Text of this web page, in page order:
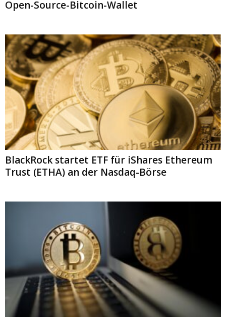
Open-Source-Bitcoin-Wallet
BlackRock startet ETF für iShares Ethereum
Trust (ETHA) an der Nasdaq-Börse